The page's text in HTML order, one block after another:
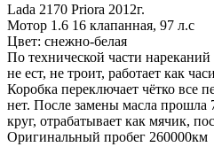
Lada 2170 Priora 2012г.
Мотор 1.6 16 клапанная, 97 л.с
Цвет: снежно-белая
По технической части
не ест, не троит, работает как
Коробка переключает чётко все
нет. После замены масла прошла
круг, отрабатывает как мячик,
Оригинальный пробег 260000км